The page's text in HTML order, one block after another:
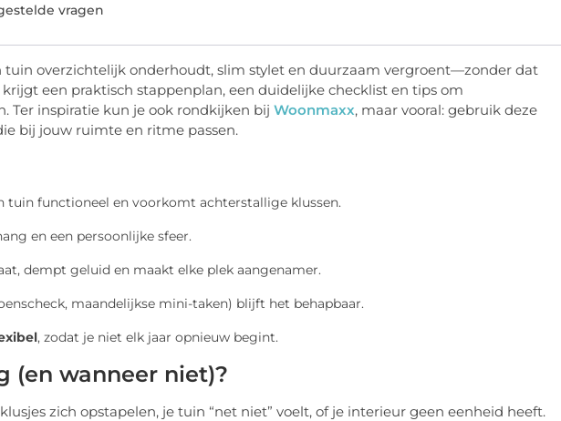
vragen
tuin overzichtelijk onderhoudt, slim stylet en duurzaam vergroent—zonder dat
een praktisch stappenplan, een duidelijke checklist en tips om
Ter inspiratie kun je ook rondkijken bij Woonmaxx, maar vooral: gebruik deze
bij jouw ruimte en ritme passen.
tuin functioneel en voorkomt achterstallige klussen.
en een persoonlijke sfeer.
dempt geluid en maakt elke plek aangenamer.
maandelijkse mini-taken) blijft het behapbaar.
, zodat je niet elk jaar opnieuw begint.
(en wanneer niet)?
zich opstapelen, je tuin “net niet” voelt, of je interieur geen eenheid heeft.